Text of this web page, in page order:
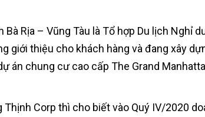
Bà Rịa – Vũng Tàu là Tổ hợp Du lịch Nghỉ
giới thiệu cho khách hàng và đang xây
án chung cư cao cấp The Grand
Corp thì cho biết vào Quý IV/2020